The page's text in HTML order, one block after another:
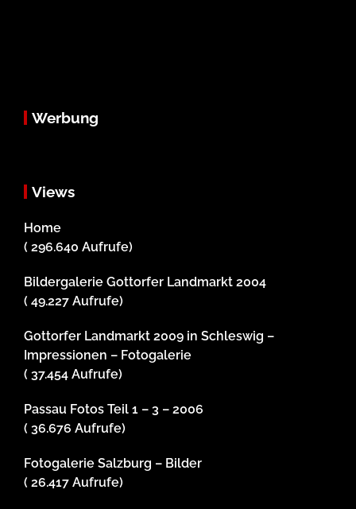
Werbung
Views
Home
( 296.640 Aufrufe)
Bildergalerie Gottorfer Landmarkt 2004
( 49.227 Aufrufe)
Gottorfer Landmarkt 2009 in Schleswig –
Impressionen – Fotogalerie
( 37.454 Aufrufe)
Passau Fotos Teil 1 – 3 – 2006
( 36.676 Aufrufe)
Fotogalerie Salzburg – Bilder
( 26.417 Aufrufe)